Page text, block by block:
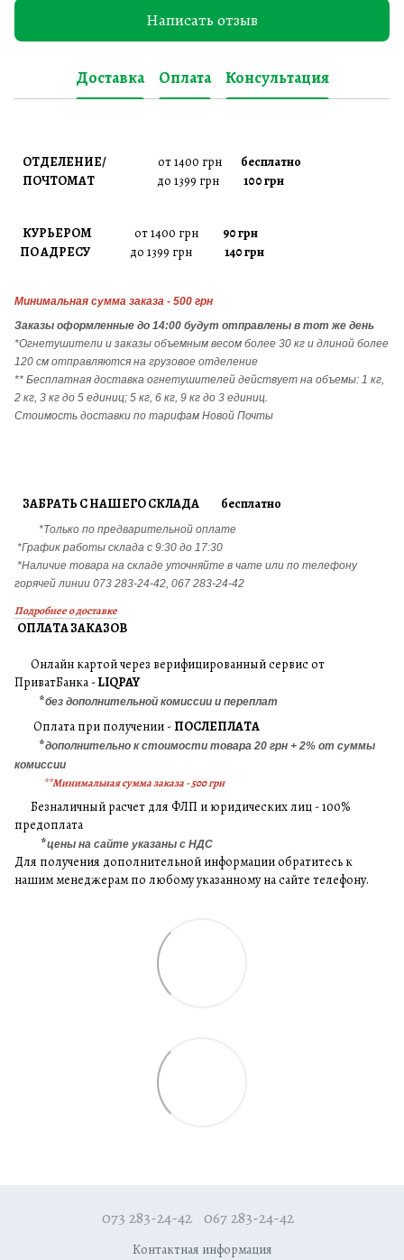
Написать отзыв
Доставка Оплата Консультация
ОТДЕЛЕНИЕ/ от 1400 грн бесплатно
ПОЧТОМАТ до 1399 грн 100 грн
КУРЬЕРОМ от 1400 грн 90 грн
ПО АДРЕСУ до 1399 грн 140 грн
Минимальная сумма заказа - 500 грн
Заказы оформленные до 14:00 будут отправлены в тот же день
*Огнетушители и заказы объемным весом более 30 кг и длиной более
120 см отправляются на грузовое отделение
** Бесплатная доставка огнетушителей действует на объемы: 1 кг,
2 кг, 3 кг до 5 единиц; 5 кг, 6 кг, 9 кг до 3 единиц.
Стоимость доставки по тарифам Новой Почты
ЗАБРАТЬ С НАШЕГО СКЛАДА бесплатно
*Только по предварительной оплате
*График работы склада с 9:30 до 17:30
*Наличие товара на складе уточняйте в чате или по телефону
горячей линии 073 283-24-42, 067 283-24-42
Подробнее о доставке
ОПЛАТА ЗАКАЗОВ
Онлайн картой через верифицированный сервис от
ПриватБанка -LIQPAY
*без дополнительной комиссии и переплат
Оплата при получении - ПОСЛЕПЛАТА
*дополнительно к стоимости товара 20 грн + 2% от суммы
комиссии
**Минимальная сумма заказа - 500 грн
Безналичный расчет для ФЛП и юридических лиц - 100%
предоплата
*цены на сайте указаны с НДС
Для получения дополнительной информации обратитесь к
нашим менеджерам по любому указанному на сайте телефону.
073 283-24-42 067 283-24-42
Контактная информация